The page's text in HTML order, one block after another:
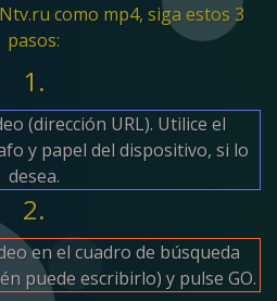
como mp4, siga estos 3
pasos:
1.
(dirección URL). Utilice el
y papel del dispositivo, si lo
desea.
2.
en el cuadro de búsqueda
puede escribirlo) y pulse GO.